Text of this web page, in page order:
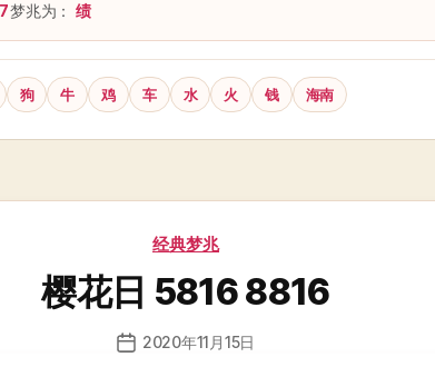
梦兆为： 绩
狗 牛 鸡 车 水 火 钱 海南
分
经典梦兆
樱花日 5816 8816
发 2020年11月15日